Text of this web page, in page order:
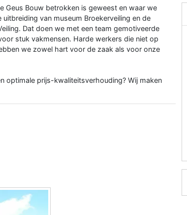
Geus Bouw betrokken is geweest en waar we
van museum Broekerveiling en de
Dat doen we met een team gemotiveerde
stuk vakmensen. Harde werkers die niet op
we zowel hart voor de zaak als voor onze
optimale prijs-kwaliteitsverhouding? Wij maken